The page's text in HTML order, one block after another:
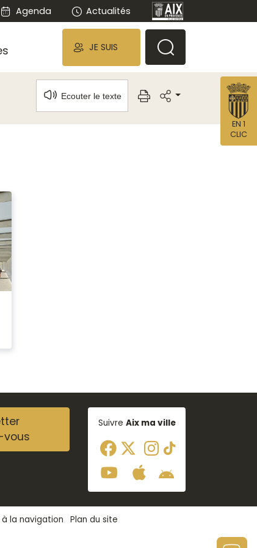
Agenda Actualités
JE SUIS
Ecouter le texte
vous
Suivre Aix ma ville
à la navigation Plan du site
EN 1
CLIC